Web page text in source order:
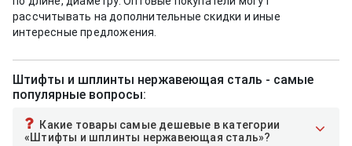
рассчитывать на дополнительные скидки и иные
интересные предложения.
Штифты и шплинты нержавеющая сталь - самые
популярные вопросы:
Какие товары самые дешевые в категории
«Штифты и шплинты нержавеющая сталь»?